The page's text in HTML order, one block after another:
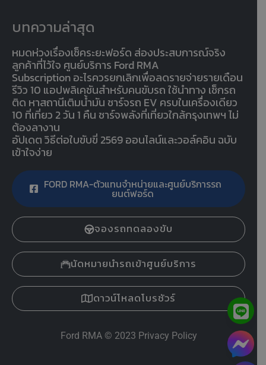
บทความล่าสุด
หมดห่วงเรื่องเช็คระยะฟอร์ด ส่องประสบการณ์จริง
ลูกค้าที่ไว้ใจ ศูนย์บริการ Ford RMA
Subscription อะไรควรยกเลิกเพื่อลดรายจ่ายรายเดือน
รีวิว 10 แอปพลิเคชันสำหรับคนขับรถ ใช้นำทาง เช็กรถ
ติด หาสถานีเติมน้ำมัน ชาร์จรถ EV ครบในเครื่องเดียว
10 ที่เที่ยว 2 วัน 1 คืน ชาร์จพลังที่เที่ยวใกล้กรุงเทพฯ ไม่
ต้องลางาน
อัปเดต วิธีต่อใบขับขี่ 2569 ออนไลน์และวอล์คอิน ฉบับ
เข้าใจง่าย
FORD RMA-ตัวแทนจำหน่ายและศูนย์บริการรถ
ยนต์ฟอร์ด
จองรถทดลองขับ
นัดหมายนำรถเข้าศูนย์บริการ
ดาวน์โหลดโบรชัวร์
Ford RMA© 2023 Privacy Policy